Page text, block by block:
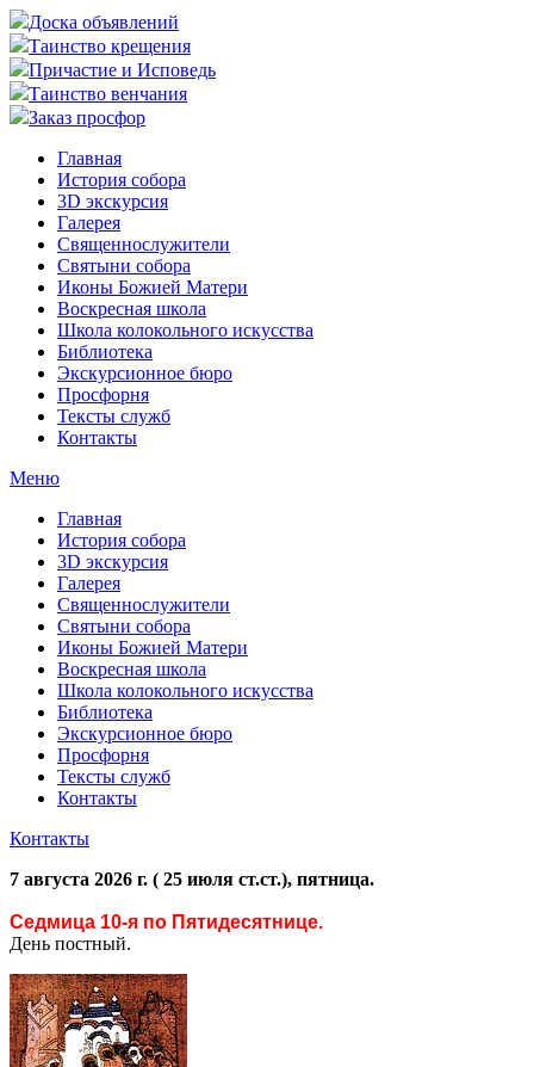
Доска объявлений
Таинство крещения
Причастие и Исповедь
Таинство венчания
Заказ просфор
Главная
История собора
3D экскурсия
Галерея
Священнослужители
Святыни собора
Иконы Божией Матери
Воскресная школа
Школа колокольного искусства
Библиотека
Экскурсионное бюро
Просфорня
Тексты служб
Контакты
Меню
Главная
История собора
3D экскурсия
Галерея
Священнослужители
Святыни собора
Иконы Божией Матери
Воскресная школа
Школа колокольного искусства
Библиотека
Экскурсионное бюро
Просфорня
Тексты служб
Контакты
Контакты
7 августа 2026 г. ( 25 июля ст.ст.), пятница.
Седмица 10-я по Пятидесятнице.
День постный.